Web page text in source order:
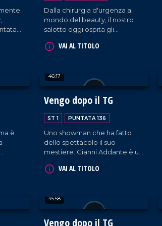
Dalla chirurgia d'urgenza al
mondo del beauty, il nostro
salotto oggi ospita gli
Simone Squillante e Veronica
di "Kate Sherasade Vibo
Valentia", supportata dal CEO
e fondatore di Sherasade
Lorenzo Termini.
VAI AL TITOLO
è
a
a
46:17
Vengo dopo il TG
ST 1 PUNTATA 136
Uno showman che ha fatto
dello spettacolo il suo
mestiere. Gianni Addante è un
lasciando un'impronta in tutto
ci racconta il suo mestiere
anche attraverso il libro scritto
di suo pugno, "L'arte di
VAI AL TITOLO
45:58
Vengo dopo il TG